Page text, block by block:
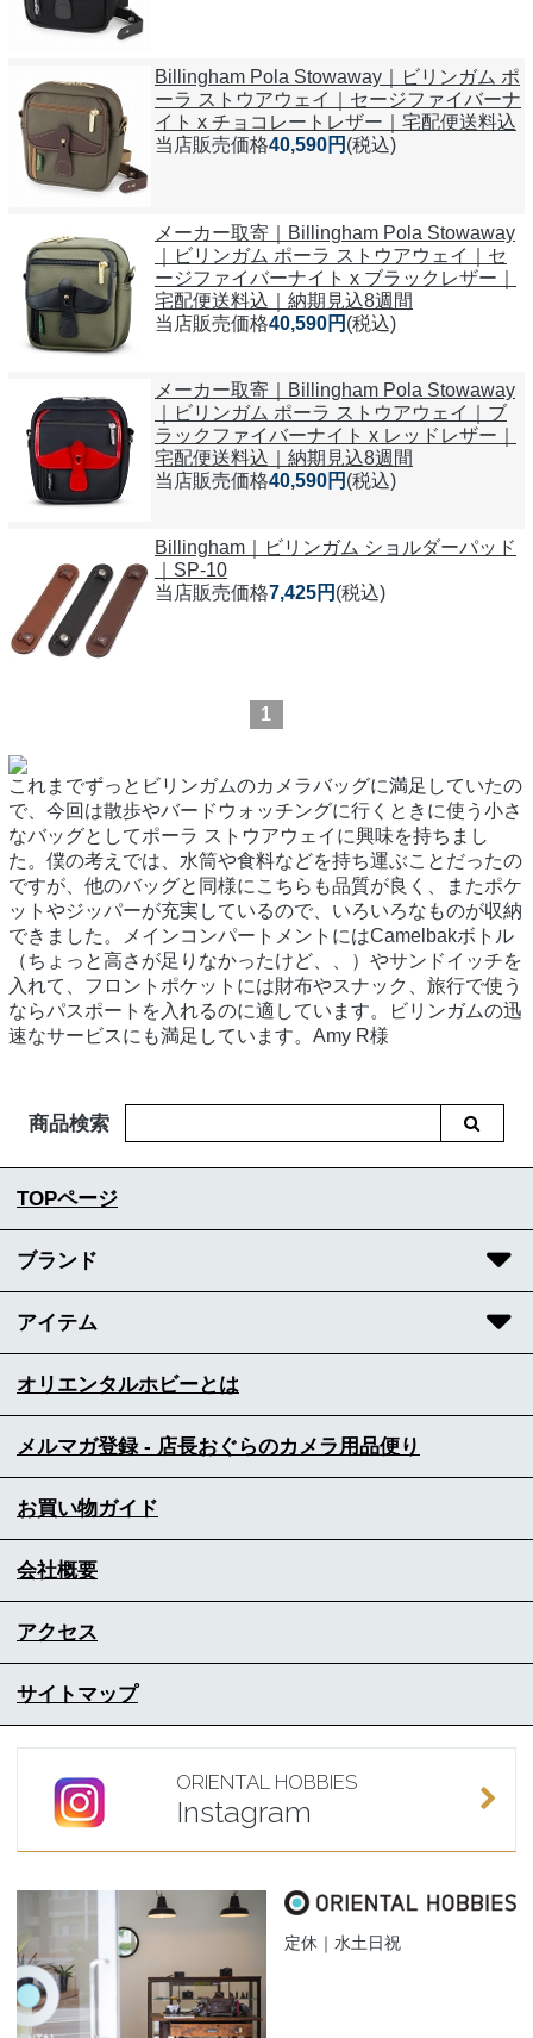
Billingham Pola Stowaway｜ビリンガム ポ
ーラ ストウアウェイ｜セージファイバーナ
イト x チョコレートレザー｜宅配便送料込
当店販売価格40,590円 (税込)
メーカー取寄｜Billingham Pola Stowaway
｜ビリンガム ポーラ ストウアウェイ｜セ
ージファイバーナイト x ブラックレザー｜
宅配便送料込｜納期見込8週間
当店販売価格40,590円 (税込)
メーカー取寄｜Billingham Pola Stowaway
｜ビリンガム ポーラ ストウアウェイ｜ブ
ラックファイバーナイト x レッドレザー｜
宅配便送料込｜納期見込8週間
当店販売価格40,590円 (税込)
Billingham｜ビリンガム ショルダーパッド
｜SP-10
当店販売価格7,425円 (税込)
1
これまでずっとビリンガムのカメラバッグに満足していたの
で、今回は散歩やバードウォッチングに行くときに使う小さ
なバッグとしてポーラ ストウアウェイに興味を持ちまし
た。僕の考えでは、水筒や食料などを持ち運ぶことだったの
ですが、他のバッグと同様にこちらも品質が良く、またポケ
ットやジッパーが充実しているので、いろいろなものが収納
できました。メインコンパートメントにはCamelbakボトル
（ちょっと高さが足りなかったけど、、）やサンドイッチを
入れて、フロントポケットには財布やスナック、旅行で使う
ならパスポートを入れるのに適しています。ビリンガムの迅
速なサービスにも満足しています。Amy R様
商品検索
TOPページ
ブランド
アイテム
オリエンタルホビーとは
メルマガ登録 - 店長おぐらのカメラ用品便り
お買い物ガイド
会社概要
アクセス
サイトマップ
ORIENTAL HOBBIES
Instagram
定休｜水土日祝